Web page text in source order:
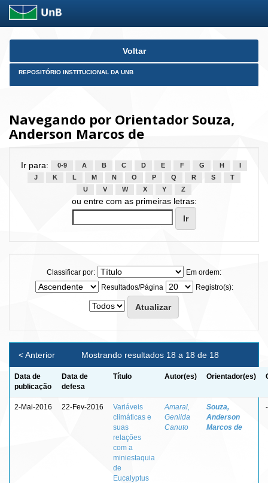
Skip
Voltar
REPOSITÓRIO INSTITUCIONAL DA UNB
Navegando por Orientador Souza,
Anderson Marcos de
Ir para: 0-9 A B C D E F G H
J
K L M N O P Q R S
T
U
V W X Y Z
ou entre com as primeiras letras:
Classificar por:
Em ordem:
Resultados/Página
Registro(s):
Mostrando resultados 18 a 18 de 18
< Anterior
Data de
publicação
Data de
defesa
Título Autor(es) Orientador(es)
2-Mai-2016 22-Fev-2016
Variáveis
climáticas e
suas
relações
com a
miniestaquia
de
Eucalyptus
Amaral,
Genilda
Canuto
Souza,
Anderson
Marcos de
-